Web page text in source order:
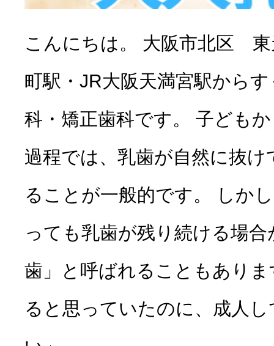
こんにちは。 大阪市北区
町駅・JR大阪天満宮駅から
科・矯正歯科です。 子ども
過程では、乳歯が自然に抜
ることが一般的です。 しか
っても乳歯が残り続ける場
歯」と呼ばれることもあり
ると思っていたのに、成人